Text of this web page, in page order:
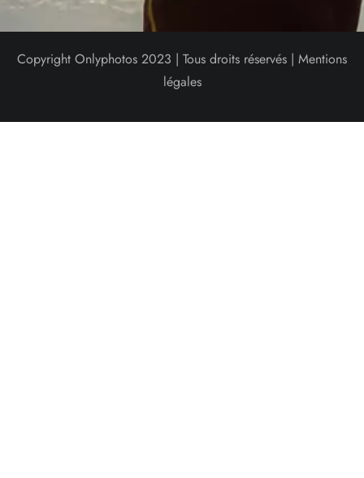
Copyright Onlyphotos 2023 | Tous droits réservés | Mentions
légales